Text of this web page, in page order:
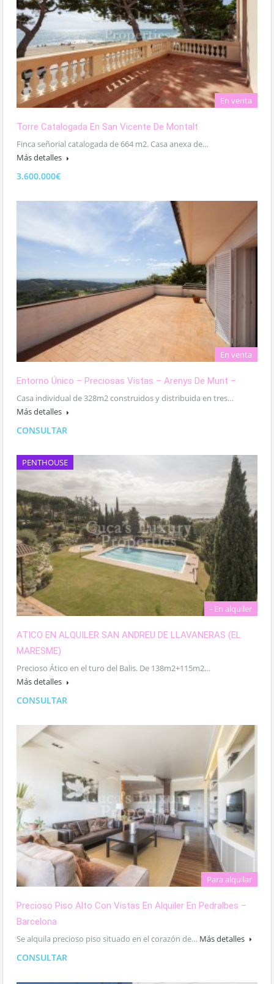
En venta
Torre Catalogada En San Vicente De Montalt
Finca señorial catalogada de 664 m2. Casa anexa de…
Más detalles
3.600.000€
En venta
Entorno Único – Preciosas Vistas – Arenys De Munt –
Casa individual de 328m2 construidos y distribuida en tres…
Más detalles
CONSULTAR
PENTHOUSE
- En alquiler
ATICO EN ALQUILER SAN ANDREU DE LLAVANERAS (EL
MARESME)
Precioso Ático en el turo del Balis. De 138m2+115m2…
Más detalles
CONSULTAR
Para alquilar
Precioso Piso Alto Con Vistas En Alquiler En Pedralbes –
Barcelona
Se alquila precioso piso situado en el corazón de… Más detalles
CONSULTAR